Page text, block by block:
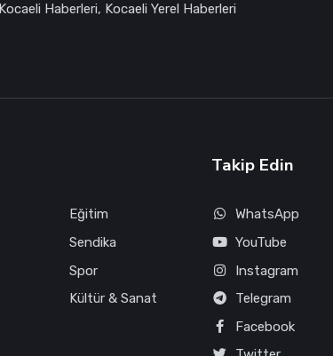
Kocaeli Haberleri, Kocaeli Yerel Haberleri
Eğitim
Sendika
Spor
Kültür & Sanat
Takip Edin
WhatsApp
YouTube
Instagram
Telegram
Facebook